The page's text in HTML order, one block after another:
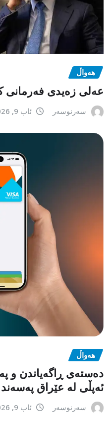
هەواڵ
عەلی زەیدی فەرمانی
سەرنوسەر ئاب 9, 2026
هەواڵ
دەستەی ڕاگەیاندن و
ئەپڵی لە عێراق
سەرنوسەر ئاب 9, 2026